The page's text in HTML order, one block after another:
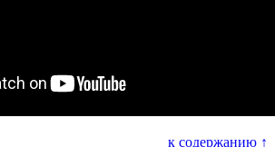
к содержанию ↑